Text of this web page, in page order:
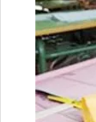
INTERNACIONALES
• SUPLEMENTOS
• SERVICIOS
• RADIOS EN VIVO